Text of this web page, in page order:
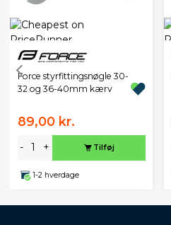
Force styrfittingsnøgle 30-
32 og 36-40mm kærv
89,00 kr.
- + Tilføj
1-2 hverdage